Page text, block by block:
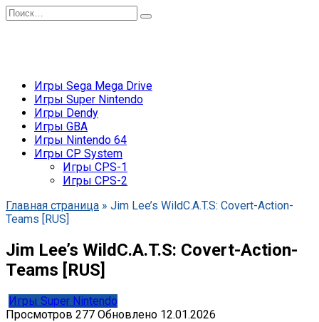
Перейти
к
Search
for:
Игры Sega Mega Drive
Игры Super Nintendo
Игры Dendy
Игры GBA
Игры Nintendo 64
Игры CP System
Игры CPS-1
Игры CPS-2
Главная страница » Jim Lee’s WildC.A.T.S: Covert-Action-
Teams [RUS]
Jim Lee’s WildC.A.T.S: Covert-Action-
Teams [RUS]
Игры Super Nintendo
Просмотров 277 Обновлено 12.01.2026